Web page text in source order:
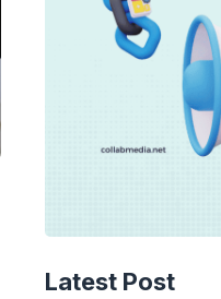
Latest Post